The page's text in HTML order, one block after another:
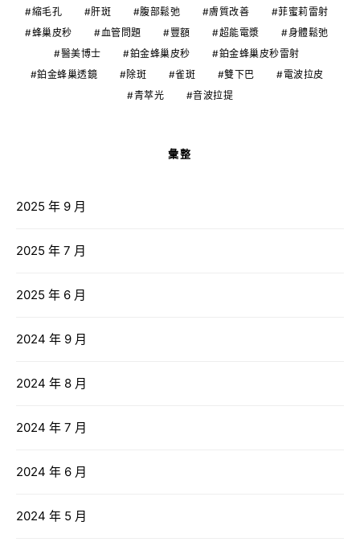
縮毛孔
肝斑 腹部鬆弛 膚質改善
菲蜜莉雷射
蜂巢皮秒
血管問題 豐額 超能電漿
身體鬆弛
醫美博士
鉑金蜂巢皮秒
鉑金蜂巢皮秒雷射
鉑金蜂巢透鏡
除斑 雀斑 雙下巴
電波拉皮
青萃光
音波拉提
彙整
2025 年 9 月
2025 年 7 月
2025 年 6 月
2024 年 9 月
2024 年 8 月
2024 年 7 月
2024 年 6 月
2024 年 5 月